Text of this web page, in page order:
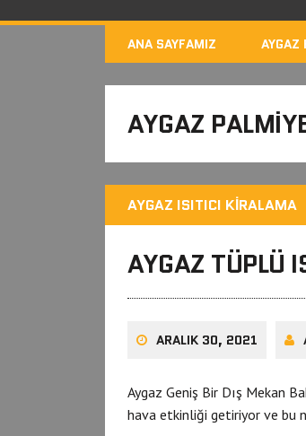
ANA SAYFAMIZ AYGAZ
AYGAZ
AYGAZ ISITICI KIRALAMA
AYGAZ TÜPLÜ
ARALIK 30, 2021
Aygaz Geniş Bir Dış Mekan
hava etkinliği getiriyor ve bu